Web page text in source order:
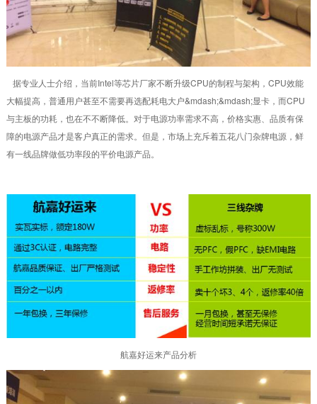
据专业人士介绍，当前Intel等芯片厂家不断升级CPU的制程与架构，CPU效能
大幅提高，普通用户甚至不需要再选配耗电大户&mdash;&mdash;显卡，而CPU
与主板的功耗，也在不不断降低。对于电源功率需求不高，价格实惠、品质有保
障的电源产品才是客户真正的需求。但是，市场上充斥着五花八门杂牌电源，鲜
有一线品牌做低功率段的平价电源产品。
航嘉好运来产品分析